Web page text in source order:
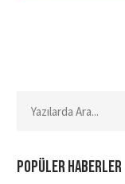
Popüler haberler